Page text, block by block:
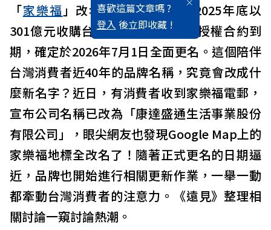
喜歡這篇文章嗎 ?
登入 後立即收藏 !
「家樂福 」改名倒數！統一集團 2025年底以
301億元收購台灣家樂福，因品牌授權合約到
期，確定於2026年7月1日全面更名。這個陪伴
台灣消費者近40年的品牌名稱，究竟會改成什
麼新名字？近日，有消費者收到家樂福電郵，
宣布公司名稱已改為「康達盛通生活事業股份
有限公司」，眼尖網友也發現Google Map上的
家樂福地標全改名了！隨著正式更名的日期逼
近，品牌也開始進行相關更新作業，一舉一動
都牽動台灣消費者的注意力。《遠見》整理相
關討論一窺討論熱潮。